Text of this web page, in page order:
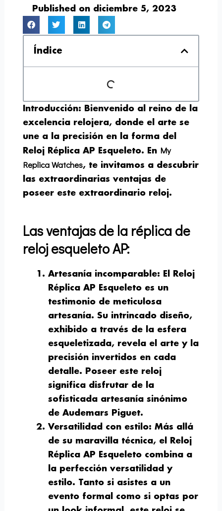
Published on diciembre 5, 2023
Índice
Introducción: Bienvenido al reino de la
excelencia relojera, donde el arte se
une a la precisión en la forma del
Reloj Réplica AP Esqueleto. En My
Replica Watches, te invitamos a descubrir
las extraordinarias ventajas de
poseer este extraordinario reloj.
Las ventajas de la réplica de
reloj esqueleto AP:
Artesanía incomparable: El Reloj
Réplica AP Esqueleto es un
testimonio de meticulosa
artesanía. Su intrincado diseño,
exhibido a través de la esfera
esqueletizada, revela el arte y la
precisión invertidos en cada
detalle. Poseer este reloj
significa disfrutar de la
sofisticada artesanía sinónimo
de Audemars Piguet.
Versatilidad con estilo: Más allá
de su maravilla técnica, el Reloj
Réplica AP Esqueleto combina a
la perfección versatilidad y
estilo. Tanto si asistes a un
evento formal como si optas por